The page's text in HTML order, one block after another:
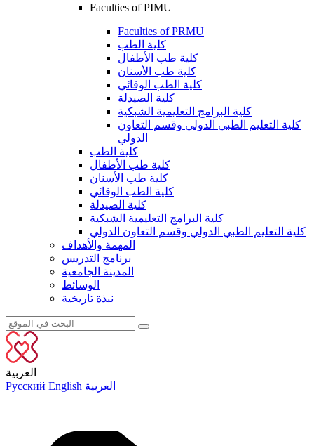
Faculties of PIMU
Faculties of PRMU
كلية الطب
كلية طب الأطفال
كلية طب الأسنان
كلية الطب الوقائي
كلية الصيدلة
كلية البرامج التعليمية الشبكية
كلية التعليم الطبي الدولي وقسم التعاون
الدولي
كلية الطب
كلية طب الأطفال
كلية طب الأسنان
كلية الطب الوقائي
كلية الصيدلة
كلية البرامج التعليمية الشبكية
كلية التعليم الطبي الدولي وقسم التعاون الدولي
المهمة والأهداف
برنامج التدريس
المدينة الجامعية
الوسائط
نبذة تاريخية
العربية
Русский English العربية